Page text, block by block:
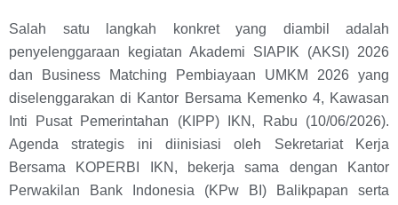
Salah satu langkah konkret yang diambil adalah
penyelenggaraan kegiatan Akademi SIAPIK (AKSI) 2026
dan Business Matching Pembiayaan UMKM 2026 yang
diselenggarakan di Kantor Bersama Kemenko 4, Kawasan
Inti Pusat Pemerintahan (KIPP) IKN, Rabu (10/06/2026).
Agenda strategis ini diinisiasi oleh Sekretariat Kerja
Bersama KOPERBI IKN, bekerja sama dengan Kantor
Perwakilan Bank Indonesia (KPw BI) Balikpapan serta